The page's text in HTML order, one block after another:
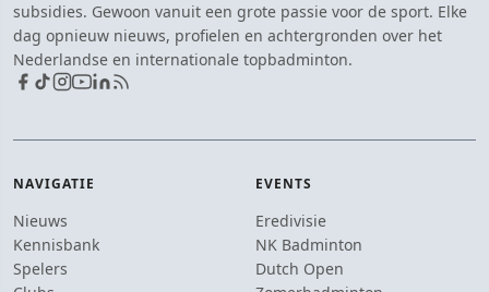
subsidies. Gewoon vanuit een grote passie voor de sport. Elke
dag opnieuw nieuws, profielen en achtergronden over het
Nederlandse en internationale topbadminton.
NAVIGATIE
Nieuws
Kennisbank
Spelers
EVENTS
Eredivisie
NK Badminton
Dutch Open